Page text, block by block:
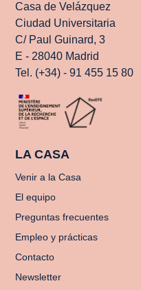
Casa de Velázquez
Ciudad Universitaria
C/ Paul Guinard, 3
E - 28040 Madrid
Tel. (+34) - 91 455 15 80
LA CASA
Venir a la Casa
El equipo
Preguntas frecuentes
Empleo y prácticas
Contacto
Newsletter